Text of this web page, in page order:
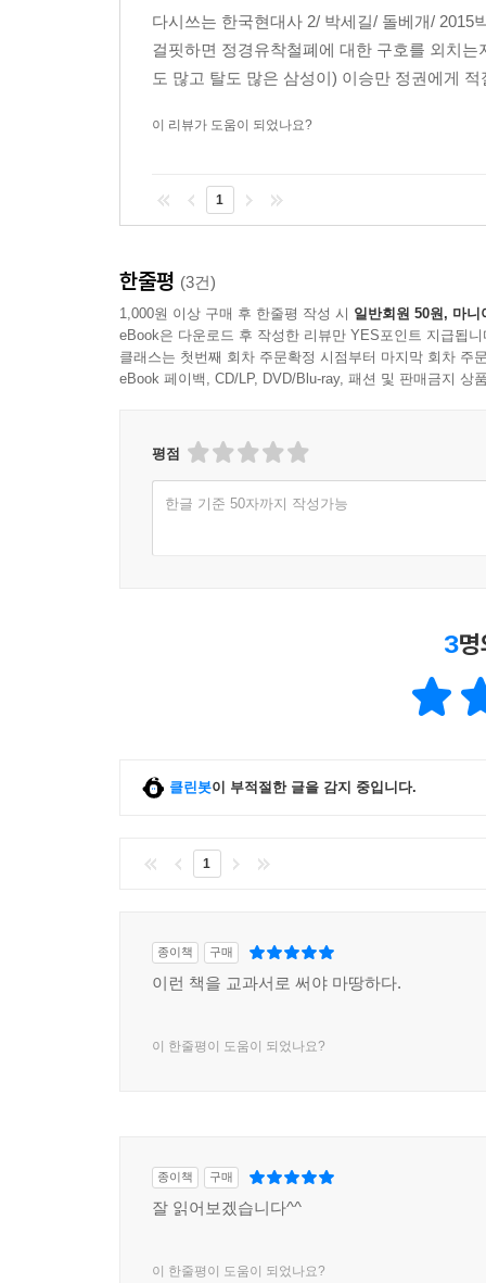
다시쓰는 한국현대사 2/ 박세길/ 돌베개/
걸핏하면 정경유착철폐에 대한 구호를 외치
도 많고 탈도 많은 삼성이) 이승만 정권에게
이 리뷰가 도움이 되었나요?
1
한줄평 (3건)
1,000원 이상 구매 후 한줄평 작성 시 일반회원 50원, 마니
eBook은 다운로드 후 작성한 리뷰만 YES포인트 지급됩니
클래스는 첫번째 회차 주문확정 시점부터 마지막 회차 주
eBook 페이백, CD/LP, DVD/Blu-ray, 패션 및 판매금지 상
평점
한글 기준 50자까지 작성가능
3
클린봇이 부적절한 글을 감지 중입니다.
1
종이책 구매
이런 책을 교과서로 써야 마땅하다.
이 한줄평이 도움이 되었나요?
종이책 구매
잘 읽어보겠습니다^^
이 한줄평이 도움이 되었나요?